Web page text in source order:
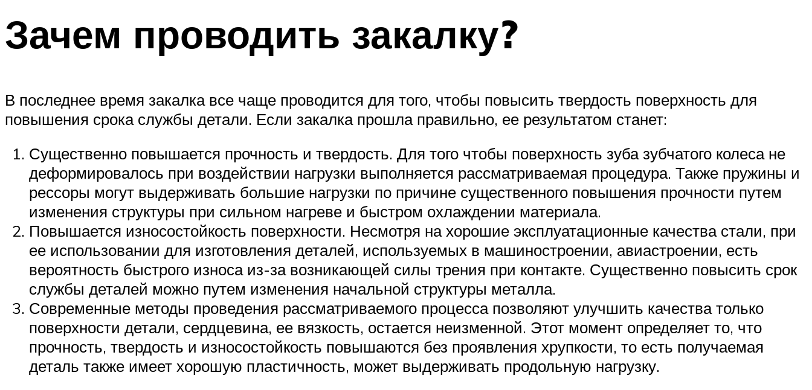
Зачем проводить закалку?
В последнее время закалка все чаще проводится для того, чтобы повысить твердость поверхность для
повышения срока службы детали. Если закалка прошла правильно, ее результатом станет:
Существенно повышается прочность и твердость. Для того чтобы поверхность зуба зубчатого колеса не
деформировалось при воздействии нагрузки выполняется рассматриваемая процедура. Также пружины и
рессоры могут выдерживать большие нагрузки по причине существенного повышения прочности путем
изменения структуры при сильном нагреве и быстром охлаждении материала.
Повышается износостойкость поверхности. Несмотря на хорошие эксплуатационные качества стали, при
ее использовании для изготовления деталей, используемых в машиностроении, авиастроении, есть
вероятность быстрого износа из-за возникающей силы трения при контакте. Существенно повысить срок
службы деталей можно путем изменения начальной структуры металла.
Современные методы проведения рассматриваемого процесса позволяют улучшить качества только
поверхности детали, сердцевина, ее вязкость, остается неизменной. Этот момент определяет то, что
прочность, твердость и износостойкость повышаются без проявления хрупкости, то есть получаемая
деталь также имеет хорошую пластичность, может выдерживать продольную нагрузку.